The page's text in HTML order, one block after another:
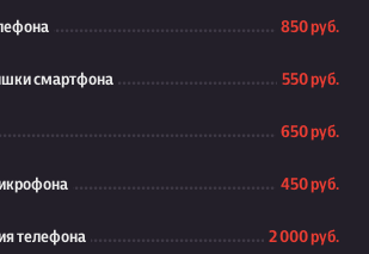
850 руб.
смартфона 550 руб.
650 руб.
450 руб.
телефона 2 000 руб.